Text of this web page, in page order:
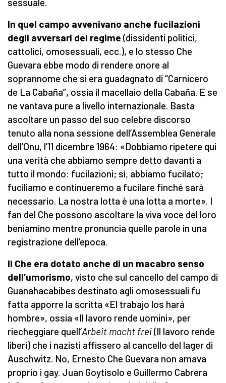
sessuale.
In quel campo avvenivano anche fucilazioni
degli avversari del regime (dissidenti politici,
cattolici, omosessuali, ecc.), e lo stesso Che
Guevara ebbe modo di rendere onore al
soprannome che si era guadagnato di “Carnicero
de La Cabaña”, ossia il macellaio della Cabaña. E se
ne vantava pure a livello internazionale. Basta
ascoltare un passo del suo celebre discorso
tenuto alla nona sessione dell’Assemblea Generale
dell’Onu, l’11 dicembre 1964: «Dobbiamo ripetere qui
una verità che abbiamo sempre detto davanti a
tutto il mondo: fucilazioni; sì, abbiamo fucilato;
fuciliamo e continueremo a fucilare finché sarà
necessario. La nostra lotta è una lotta a morte». I
fan del Che possono ascoltare la viva voce del loro
beniamino mentre pronuncia quelle parole in una
registrazione dell’epoca.
Il Che era dotato anche di un macabro senso
dell’umorismo, visto che sul cancello del campo di
Guanahacabibes destinato agli omosessuali fu
fatta apporre la scritta «El trabajo los hará
hombre», ossia «Il lavoro rende uomini», per
riecheggiare quell’Arbeit macht frei(Il lavoro rende
liberi) che i nazisti affissero al cancello del lager di
Auschwitz. No, Ernesto Che Guevara non amava
proprio i gay. Juan Goytisolo e Guillermo Cabrera